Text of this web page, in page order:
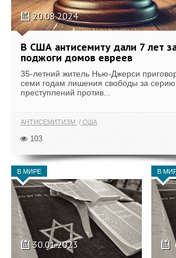
20.08.2024
В США антисемиту дали 7 лет
поджоги домов евреев
35-летний житель Нью-Джерси
семи годам лишения свободы за серию
преступлений против...
АНТИСЕМИТИЗМ США
103
В МИРЕ
30.01.2023
В